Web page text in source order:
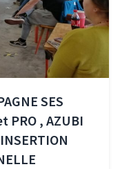
SES
PRO , AZUBI